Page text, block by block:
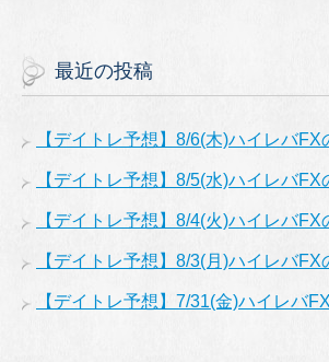
最近の投稿
【デイトレ予想】8/6(木)ハイレバFX
【デイトレ予想】8/5(水)ハイレバFX
【デイトレ予想】8/4(火)ハイレバFX
【デイトレ予想】8/3(月)ハイレバFX
【デイトレ予想】7/31(金)ハイレバ